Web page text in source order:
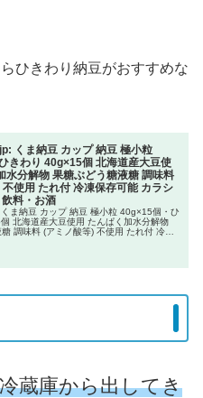
ひきわり納豆がおすすめな
くま納豆 カップ 納豆 極小粒
きわり 40g×15個 北海道産大豆使
水分解物 果糖ぶどう糖液糖 調味料
使用 たれ付 冷凍保存可能 カラシ
料・お酒
ま納豆 カップ 納豆 極小粒 40g×15個・ひ
北海道産大豆使用 たんぱく加水分解物
調味料 (アミノ酸等) 不使用 たれ付 冷凍
蔵庫から出してき